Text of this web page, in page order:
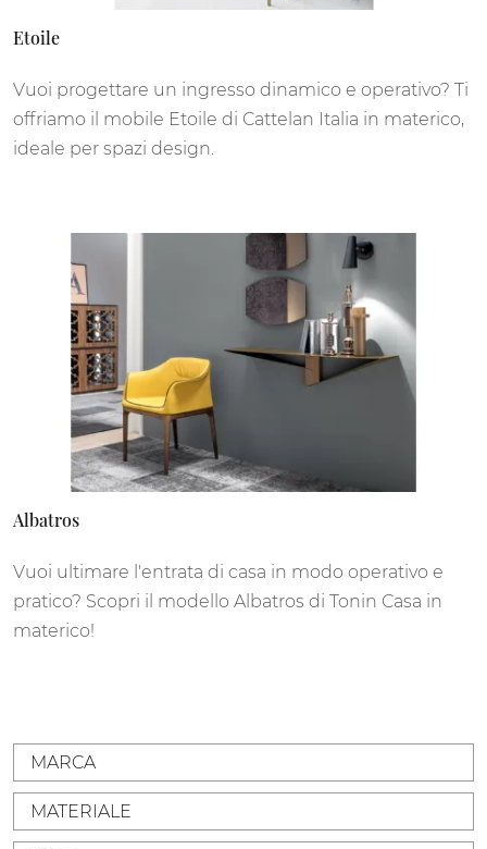
Etoile
Vuoi progettare un ingresso dinamico e operativo? Ti
offriamo il mobile Etoile di Cattelan Italia in materico,
ideale per spazi design.
Albatros
Vuoi ultimare l'entrata di casa in modo operativo e
pratico? Scopri il modello Albatros di Tonin Casa in
materico!
MARCA
MATERIALE